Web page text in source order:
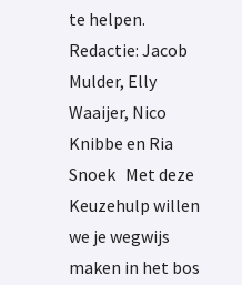
te helpen.
Redactie: Jacob
Mulder, Elly
Waaijer, Nico
Knibbe en Ria
Snoek Met deze
Keuzehulp willen
we je wegwijs
maken in het bos